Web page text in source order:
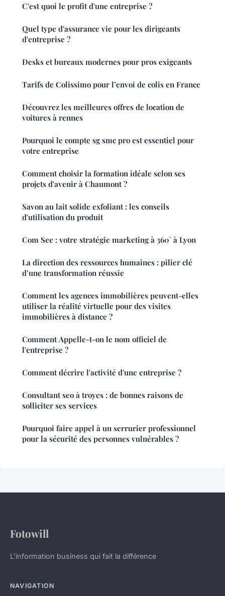
C'est quoi le profit d'une entreprise ?
Quel type d'assurance vie pour les dirigeants
d'entreprise ?
Desks et bureaux modernes pour pros exigeants
Tarifs de Colissimo pour l’envoi de colis en France
Découvrez les meilleures offres de location de
voitures à rennes
Pourquoi le compte sg smc pro est essentiel pour
votre entreprise
Comment choisir la formation idéale selon ses
projets d'avenir à Chaumont ?
Savon au lait solide exfoliant : les conseils
d'utilisation du produit
Com See : votre stratégie marketing à 360° à Lyon
La direction des ressources humaines : pilier clé
d’une transformation réussie
Comment les agences immobilières peuvent-elles
utiliser la réalité virtuelle pour des visites
immobilières à distance ?
Comment Appelle-t-on le nom officiel de
l'entreprise ?
Comment décrire l'activité d'une entreprise ?
Consultant seo à troyes : de bonnes raisons de
solliciter ses services
Pourquoi faire appel à un serrurier professionnel
pour la sécurité des personnes vulnérables ?
Fotowill
L'information business qui fait la différence
NAVIGATION